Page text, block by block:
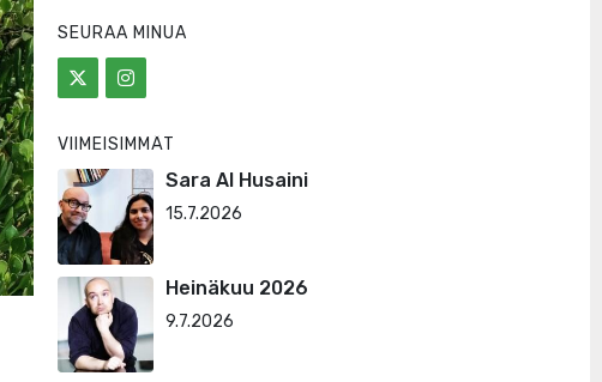
SEURAA MINUA
VIIMEISIMMÄT
Sara Al Husaini
15.7.2026
Heinäkuu 2026
9.7.2026